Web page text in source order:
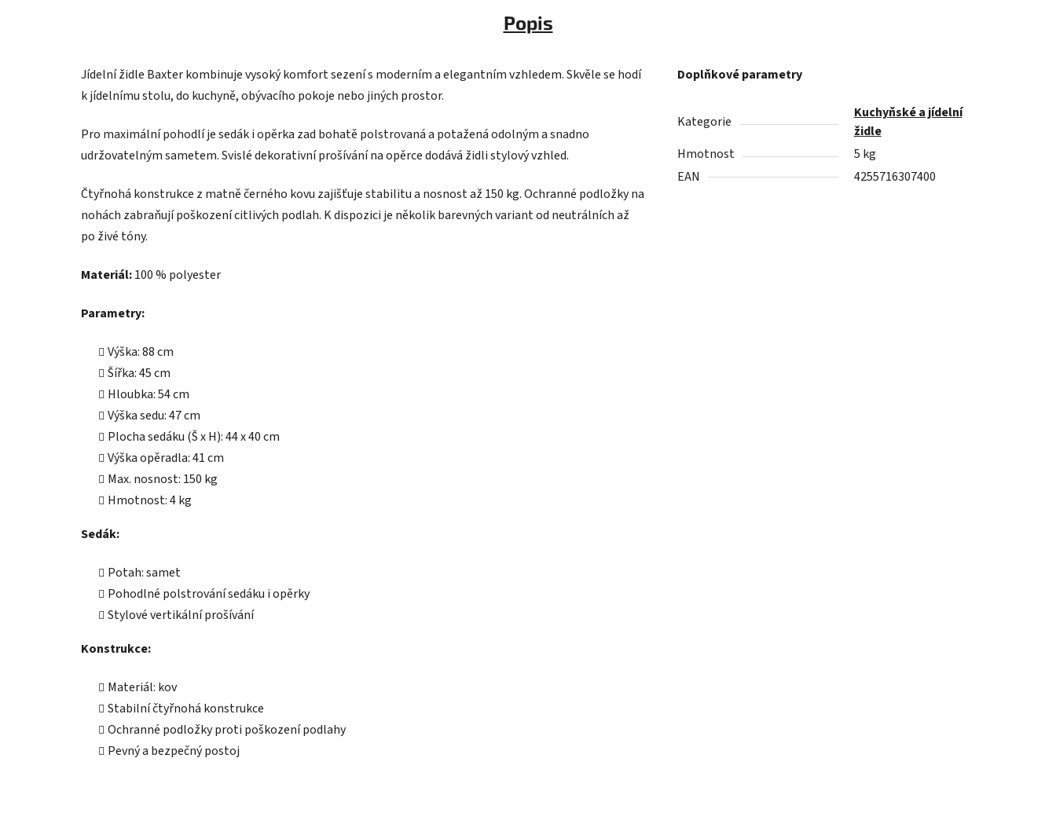
Popis
Jídelní židle Baxter kombinuje vysoký komfort sezení s moderním a elegantním vzhledem. Skvěle se hodí
k jídelnímu stolu, do kuchyně, obývacího pokoje nebo jiných prostor.
Pro maximální pohodlí je sedák i opěrka zad bohatě polstrovaná a potažená odolným a snadno
udržovatelným sametem. Svislé dekorativní prošívání na opěrce dodává židli stylový vzhled.
Čtyřnohá konstrukce z matně černého kovu zajišťuje stabilitu a nosnost až 150 kg. Ochranné podložky na
nohách zabraňují poškození citlivých podlah. K dispozici je několik barevných variant od neutrálních až
po živé tóny.
Materiál:100 % polyester
Parametry:
Výška: 88 cm
Šířka: 45 cm
Hloubka: 54 cm
Výška sedu: 47 cm
Plocha sedáku (Š x H): 44 x 40 cm
Výška opěradla: 41 cm
Max. nosnost: 150 kg
Hmotnost: 4 kg
Sedák:
Potah: samet
Pohodlné polstrování sedáku i opěrky
Stylové vertikální prošívání
Konstrukce:
Materiál: kov
Stabilní čtyřnohá konstrukce
Ochranné podložky proti poškození podlahy
Pevný a bezpečný postoj
Doplňkové parametry
Kategorie
Kuchyňské a jídelní
židle
Hmotnost
5 kg
EAN
4255716307400